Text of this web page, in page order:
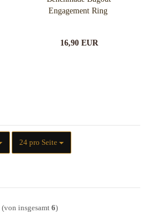
Engagement Ring
16,90 EUR
24 pro Seite
pro Seite
(von insgesamt 6)